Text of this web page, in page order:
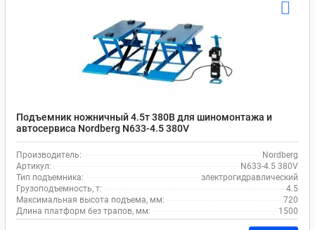
Подъемник ножничный 4.5т 380В для шиномонтажа и
автосервиса Nordberg N633-4.5 380V
электрогидравлический передвижной
Производитель:
Nordberg
Артикул:
N633-4.5 380V
Тип подъемника:
электрогидравлический
Грузоподъемность, т:
4.5
Максимальная высота подъема, мм:
720
Длина платформ без трапов, мм:
1500